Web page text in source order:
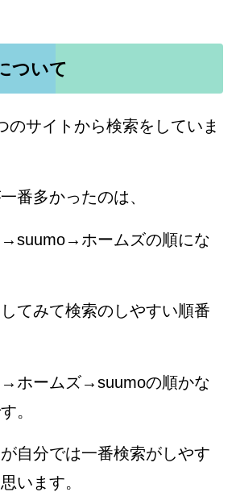
ついて
のサイトから検索をしていま
番多かったのは、
→suumo→ホームズの順にな
てみて検索のしやすい順番
→ホームズ→suumoの順かな
。
自分では一番検索がしやす
います。